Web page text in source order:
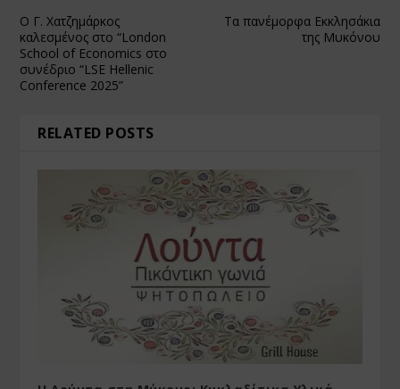
Ο Γ. Χατζημάρκος
καλεσμένος στο “London
School of Economics στο
συνέδριο “LSE Hellenic
Conference 2025”
Τα πανέμορφα Eκκλησάκια
της Μυκόνου
RELATED POSTS